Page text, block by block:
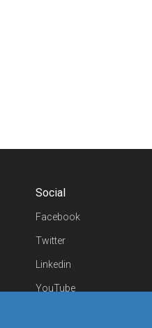
Social
Facebook
Twitter
Linkedin
YouTube